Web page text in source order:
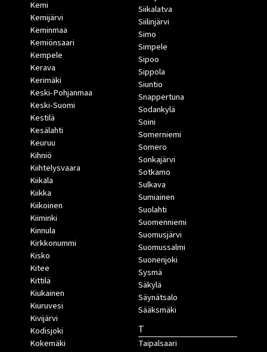
Kemi
Kemijärvi
Keminmaa
Kemiönsaari
Kempele
Kerava
Kerimäki
Keski-Pohjanmaa
Keski-Suomi
Kestilä
Kesälahti
Keuruu
Kihniö
Kiihtelysvaara
Kiikala
Kiikka
Kiikoinen
Kiiminki
Kinnula
Kirkkonummi
Kisko
Kitee
Kittilä
Kiukainen
Kiuruvesi
Kivijärvi
Kodisjoki
Kokemäki
Siikalatva
Siilinjärvi
Simo
Simpele
Sipoo
Sippola
Siuntio
Snappertuna
Sodankylä
Soini
Somerniemi
Somero
Sonkajärvi
Sotkamo
Sulkava
Sumiainen
Suolahti
Suomenniemi
Suomusjärvi
Suomussalmi
Suonenjoki
Sysmä
Säkylä
Säynätsalo
Sääksmäki
T
Taipalsaari